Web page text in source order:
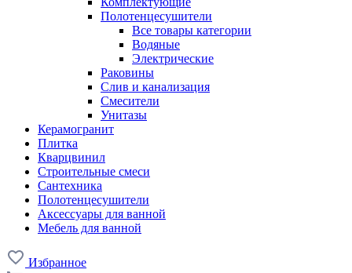
Полотенцесушители
Все товары категории
Водяные
Электрические
Раковины
Слив и канализация
Смесители
Унитазы
Керамогранит
Плитка
Кварцвинил
Строительные смеси
Сантехника
Полотенцесушители
Аксессуары для ванной
Мебель для ванной
Избранное